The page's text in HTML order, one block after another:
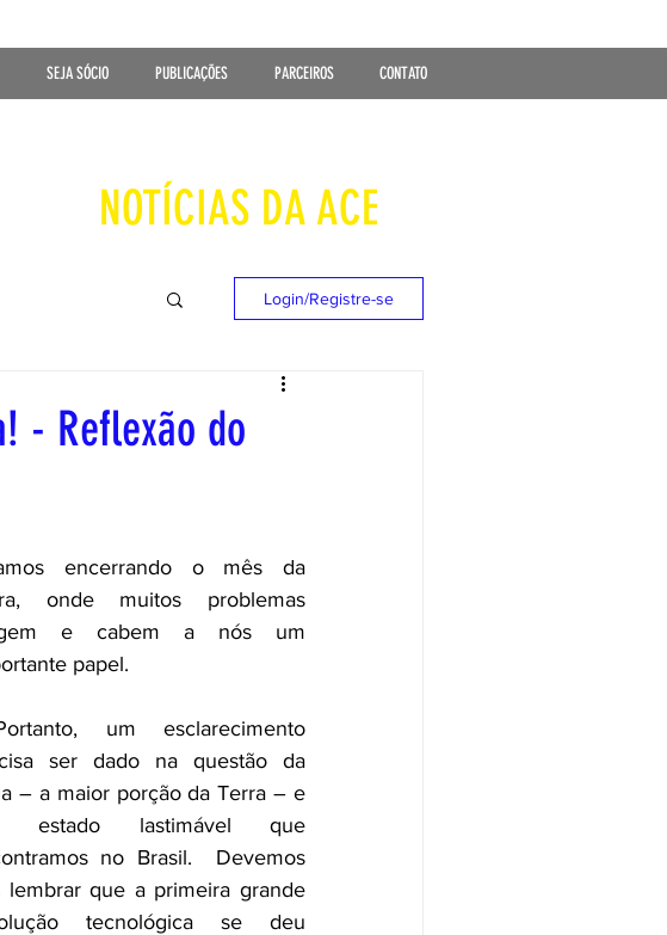
SEJA SÓCIO PUBLICAÇÕES PARCEIROS CONTATO
NOTÍCIAS DA ACE
Login/Registre-se
- Reflexão do
encerrando o mês da
onde muitos problemas
e cabem a nós um
papel.
ser dado na questão da
– a maior porção da Terra – e
estado lastimável que
no Brasil.  Devemos
lembrar que a primeira grande
tecnológica se deu